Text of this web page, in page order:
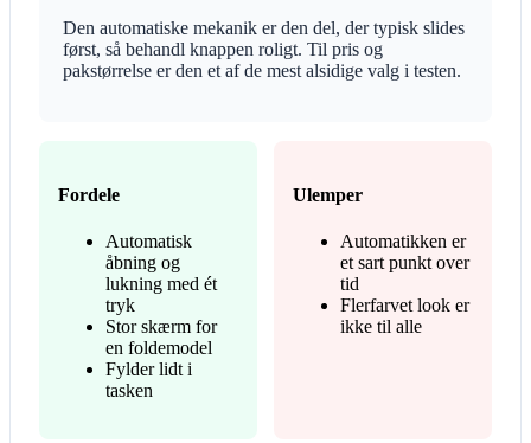
Den automatiske mekanik er den del, der typisk slides
først, så behandl knappen roligt. Til pris og
pakstørrelse er den et af de mest alsidige valg i testen.
Fordele
Automatisk
åbning og
lukning med ét
tryk
Stor skærm for
en foldemodel
Fylder lidt i
tasken
Ulemper
Automatikken er
et sart punkt over
tid
Flerfarvet look er
ikke til alle